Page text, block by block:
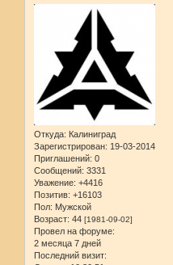
Откуда: Калиниград
Зарегистрирован: 19-03-2014
Приглашений: 0
Сообщений: 3331
Уважение: +4416
Позитив: +16103
Пол: Мужской
Возраст: 44 [1981-09-02]
Провел на форуме:
2 месяца 7 дней
Последний визит: